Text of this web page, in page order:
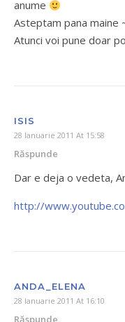
anume
Asteptam pana maine
Atunci voi pune doar
ISIS
28 Ianuarie 2011 At 15:58
Răspunde
Dar e deja o vedeta,
http://
ANDA_ELENA
28 Ianuarie 2011 At 16:10
Răspunde